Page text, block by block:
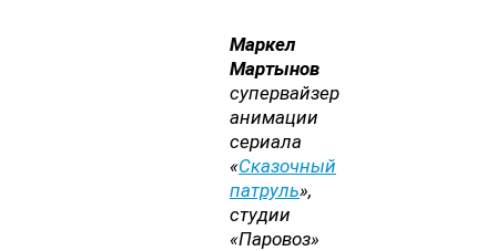
Маркел
Мартынов
супервайзер
анимации
сериала
«Сказочный
патруль»,
студии
«Паровоз»